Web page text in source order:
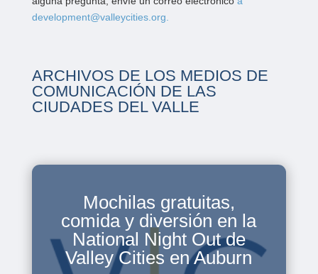
development@valleycities.org.
ARCHIVOS DE LOS MEDIOS DE
COMUNICACIÓN DE LAS
CIUDADES DEL VALLE
Mochilas gratuitas,
comida y diversión en la
National Night Out de
Valley Cities en Auburn